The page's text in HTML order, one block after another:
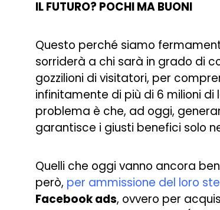
IL FUTURO? POCHI MA BUONI
Questo perché siamo
sorriderà a chi sarà in grado di
gozzilioni di visitatori, per
infinitamente di più di 6 milioni
problema è che, ad oggi,
garantisce i giusti benefici solo
Quelli che oggi vanno ancora
però, per ammissione del loro
Facebook ads, ovvero per